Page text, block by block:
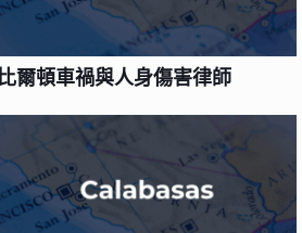
比爾頓車禍與人身傷害律師